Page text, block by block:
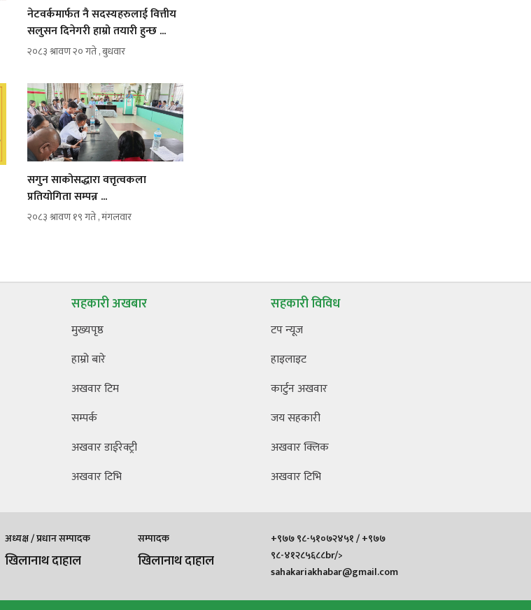
नेटवर्कमार्फत नै सदस्यहरुलाई वित्तीय
सलुसन दिनेगरी हाम्रो तयारी हुन्छ ...
२०८३ श्रावण २० गते , बुधवार
सगुन साकोसद्धारा वत्तृत्वकला
प्रतियोगिता सम्पन्न ...
२०८३ श्रावण १९ गते , मंगलवार
सहकारी अखबार
मुख्यपृष्ठ
हाम्रो बारे
अखवार टिम
सम्पर्क
अखवार डाईरेक्ट्री
अखवार टिभि
सहकारी विविध
टप न्यूज
हाइलाइट
कार्टुन अखवार
जय सहकारी
अखवार क्लिक
अखवार टिभि
अध्यक्ष / प्रधान सम्पादक
खिलानाथ दाहाल
सम्पादक
खिलानाथ दाहाल
+९७७ ९८-५१०७२४५१ / +९७७
९८-४१२८५६८८br/>
sahakariakhabar@gmail.com